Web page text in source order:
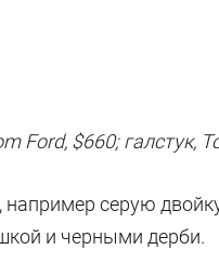
Ford, $660; галстук,
серую
и черными дерби.